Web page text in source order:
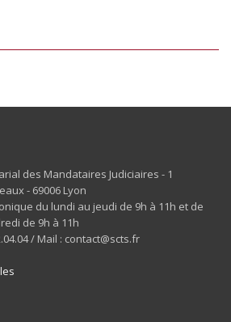
des Mandataires Judiciaires - 1
- 69006 Lyon
du lundi au jeudi de 9h à 11h et de
de 9h à 11h
/ Mail : contact@scts.fr